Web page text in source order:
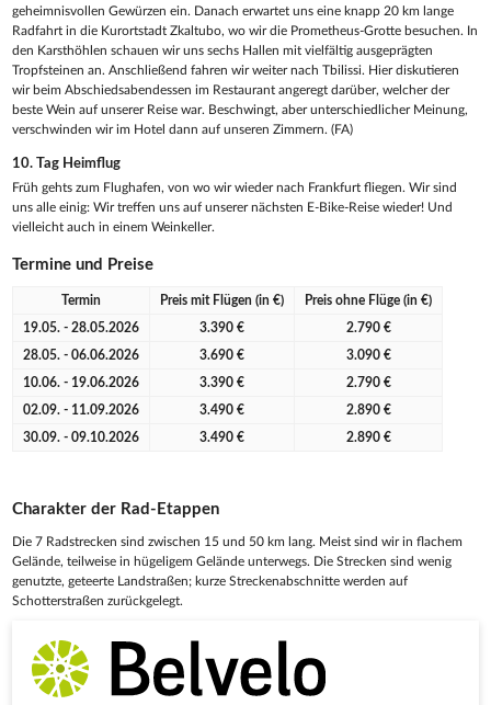
geheimnisvollen Gewürzen ein. Danach erwartet uns eine knapp 20 km lange
Radfahrt in die Kurortstadt Zkaltubo, wo wir die Prometheus-Grotte besuchen. In
den Karsthöhlen schauen wir uns sechs Hallen mit vielfältig ausgeprägten
Tropfsteinen an. Anschließend fahren wir weiter nach Tbilissi. Hier diskutieren
wir beim Abschiedsabendessen im Restaurant angeregt darüber, welcher der
beste Wein auf unserer Reise war. Beschwingt, aber unterschiedlicher Meinung,
verschwinden wir im Hotel dann auf unseren Zimmern. (FA)
10. Tag Heimflug
Früh gehts zum Flughafen, von wo wir wieder nach Frankfurt fliegen. Wir sind
uns alle einig: Wir treffen uns auf unserer nächsten E-Bike-Reise wieder! Und
vielleicht auch in einem Weinkeller.
Termine und Preise
Termin Preis mit Flügen (in €) Preis ohne Flüge (in €)
19.05. - 28.05.2026 3.390 € 2.790 €
28.05. - 06.06.2026 3.690 € 3.090 €
10.06. - 19.06.2026 3.390 € 2.790 €
02.09. - 11.09.2026 3.490 € 2.890 €
30.09. - 09.10.2026 3.490 € 2.890 €
Charakter der Rad-Etappen
Die 7 Radstrecken sind zwischen 15 und 50 km lang. Meist sind wir in flachem
Gelände, teilweise in hügeligem Gelände unterwegs. Die Strecken sind wenig
genutzte, geteerte Landstraßen; kurze Streckenabschnitte werden auf
Schotterstraßen zurückgelegt.